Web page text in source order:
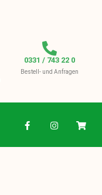
0331 / 743 22 0
Bestell- und Anfragen